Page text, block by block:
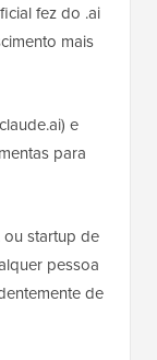
fez do .ai
mais
e
para
startup de
pessoa
de